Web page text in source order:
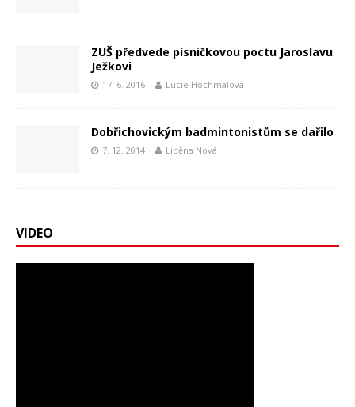
ZUŠ předvede písničkovou poctu Jaroslavu
Ježkovi
17. 6. 2016 Lucie Hochmalová
Dobřichovickým badmintonistům se dařilo
7. 12. 2014 Liběna Nová
VIDEO